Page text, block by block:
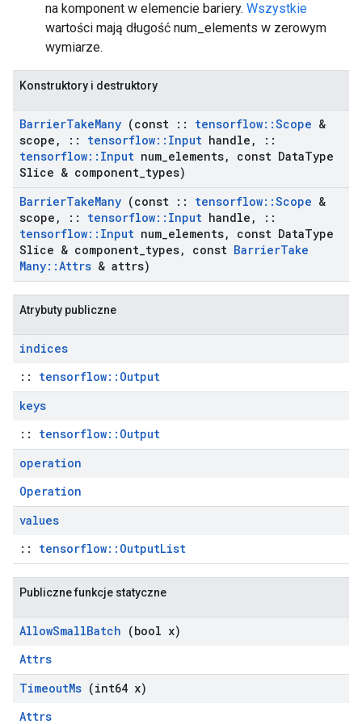
na komponent w elemencie bariery. Wszystkie
wartości mają długość num_elements w zerowym
wymiarze.
Konstruktory i destruktory
BarrierTakeMany (const :: tensorflow::Scope &
scope , :: tensorflow:: Input handle ,
::
tensorflow:: Input num elements, const DataType
Slice & component types)
BarrierTakeMany (const :: tensorflow::Scope &
scope , :: tensorflow:: Input handle ,
::
tensorflow:: Input num elements, const DataType
Slice & component types, const BarrierTake
Many::Attrs & attrs)
Atrybuty publiczne
indices
:: tensorflow::Output
keys
:: tensorflow::Output
operation
Operation
values
:: tensorflow::OutputList
Publiczne funkcje statyczne
AllowSmallBatch (bool x)
Attrs
TimeoutMs (int64 x)
Attrs